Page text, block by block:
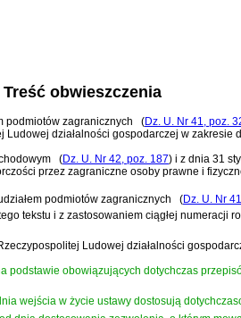
Treść obwieszczenia
podmiotów zagranicznych (Dz. U. Nr 41, poz.
działalności gospodarczej w
(Dz. U. Nr 42, poz. 187) i z dnia 31
przez zagraniczne osoby prawne i
podmiotów zagranicznych (Dz. U. Nr
tekstu i z zastosowaniem ciągłej numeracji
Ludowej działalności
podstawie obowiązujących dotychczas
wejścia w życie ustawy dostosują